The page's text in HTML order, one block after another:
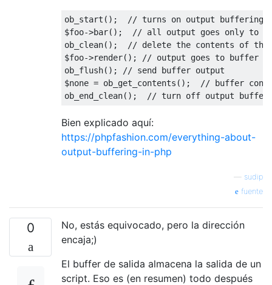
ob_start ();
// turns on output buffering
$foo->bar();
// all output goes only to
ob_clean();
// delete the contents of
$foo->render();
// output goes to buffer
ob_flush();
// send buffer output
$none = ob_get_contents ();
// buffer
ob_end_clean(); // turn off output
Bien explicado aquí:
https://phpfashion.com/everything-about-
output-buffering-in-php
sudip
fuente
0
No, estás equivocado, pero la dirección
encaja;)
El buffer de salida almacena la salida de un
script. Eso es (en resumen) todo después